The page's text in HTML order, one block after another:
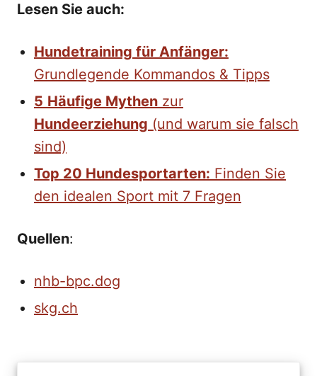
Lesen Sie auch:
Hundetraining für Anfänger:
Grundlegende Kommandos & Tipps
5 Häufige Mythen zur
Hundeerziehung (und warum sie falsch
sind)
Top 20 Hundesportarten: Finden Sie
den idealen Sport mit 7 Fragen
Quellen:
nhb-bpc.dog
skg.ch